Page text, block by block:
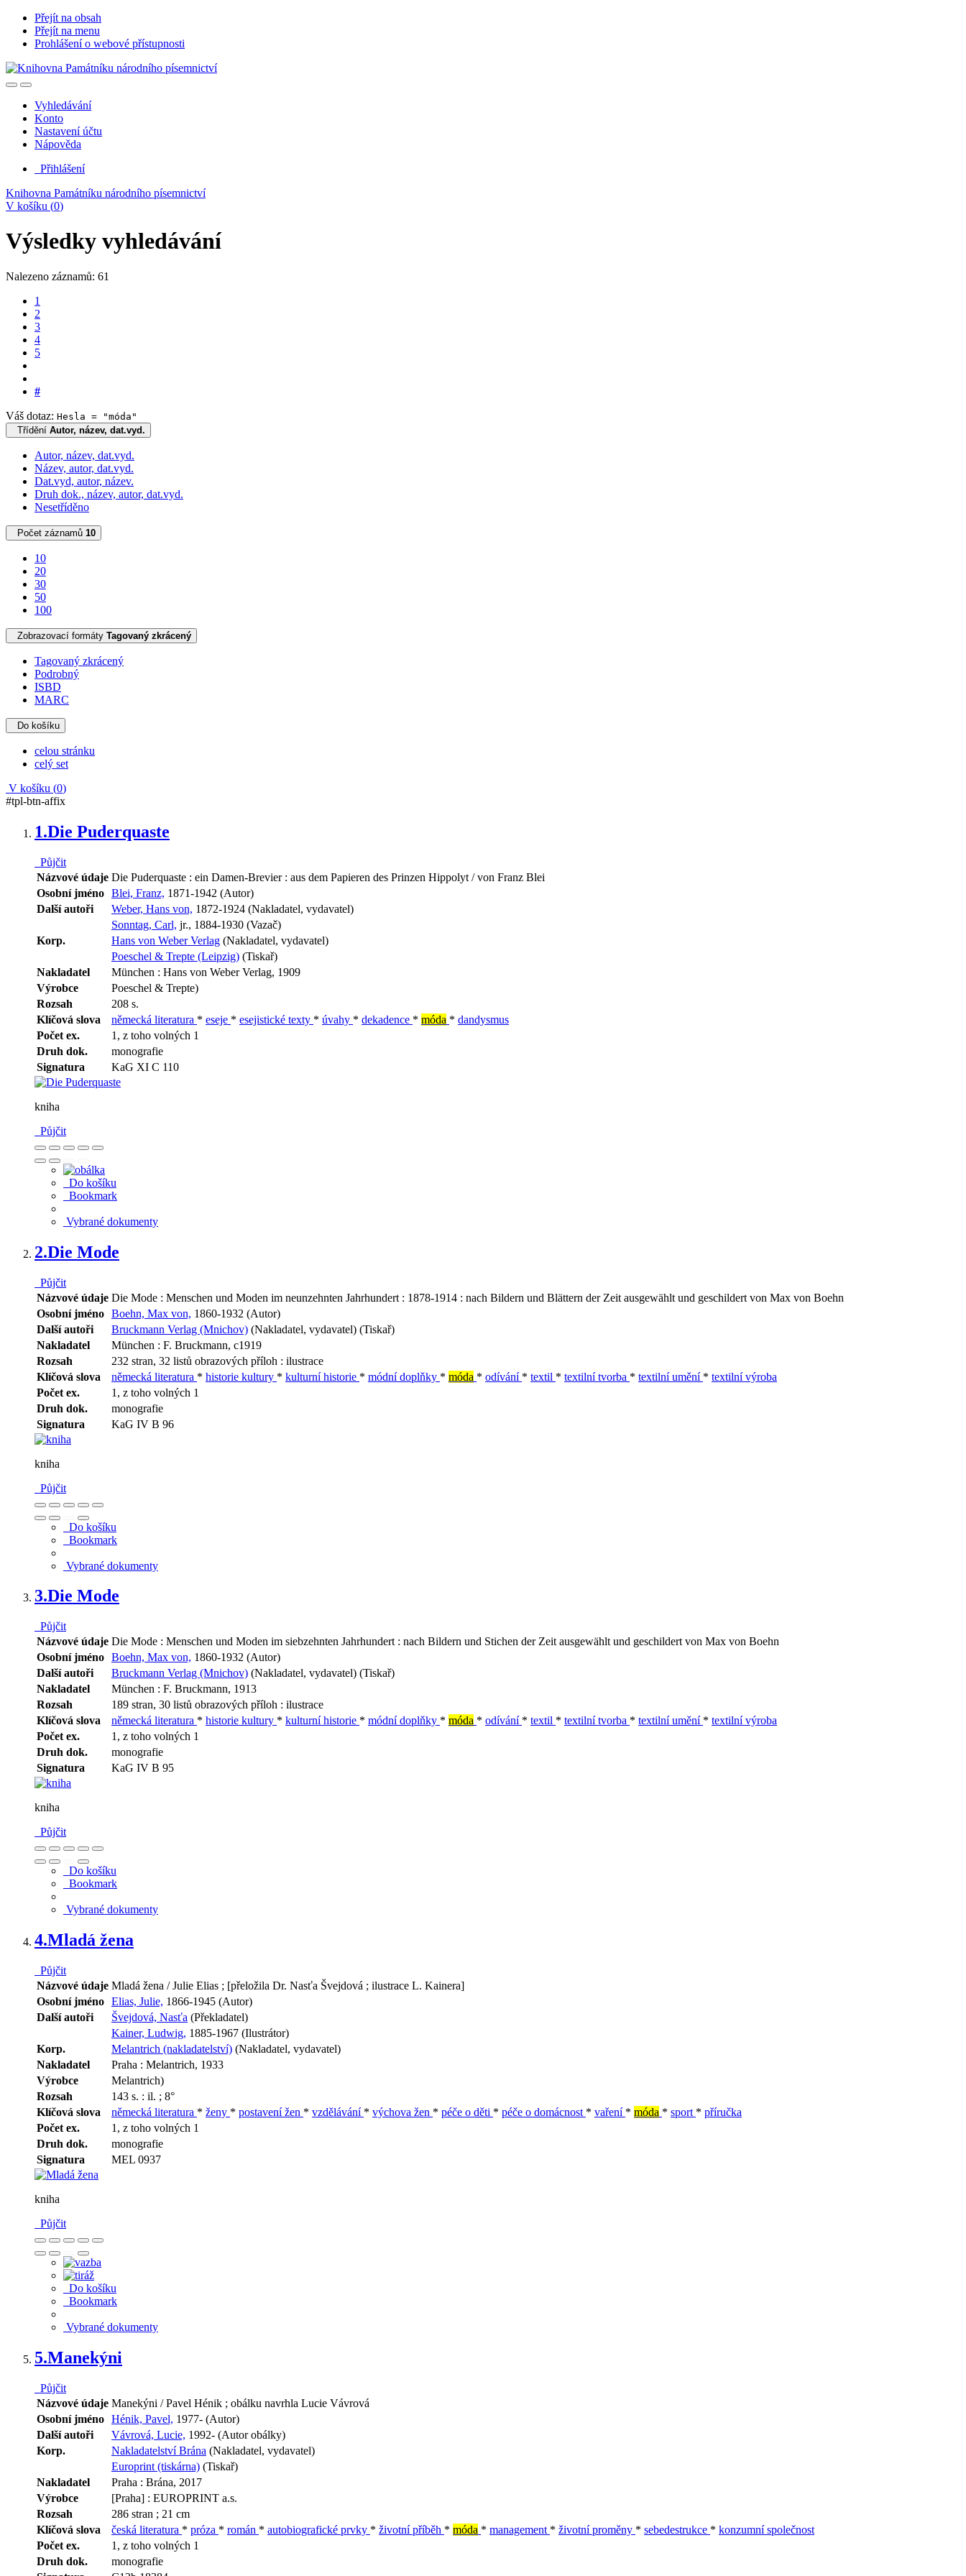
Přejít na obsah
Přejít na menu
Prohlášení o webové přístupnosti
Vyhledávání
Konto
Nastavení účtu
Nápověda
Přihlášení
Knihovna Památníku národního písemnictví
V košíku (0)
Výsledky vyhledávání
Nalezeno záznamů: 61
1
2
3
4
5
#
Váš dotaz: Hesla = "móda"
Třídění Autor, název, dat.vyd.
Autor, název, dat.vyd.
Název, autor, dat.vyd.
Dat.vyd, autor, název.
Druh dok., název, autor, dat.vyd.
Nesetříděno
Počet záznamů 10
10
20
30
50
100
Zobrazovací formáty Tagovaný zkrácený
Tagovaný zkrácený
Podrobný
ISBD
MARC
Do košíku
celou stránku
celý set
V košíku (0)
#tpl-btn-affix
1.Die Puderquaste
Půjčit
Názvové údaje Die Puderquaste : ein Damen-Brevier : aus dem Papieren des Prinzen Hippolyt / von Franz Blei
Osobní jméno Blei, Franz, 1871-1942 (Autor)
Další autoři
Weber, Hans von, 1872-1924 (Nakladatel, vydavatel)
Sonntag, Carl, jr., 1884-1930 (Vazač)
Korp.
Hans von Weber Verlag (Nakladatel, vydavatel)
Poeschel & Trepte (Leipzig) (Tiskař)
Nakladatel
München : Hans von Weber Verlag, 1909
Výrobce
Poeschel & Trepte)
Rozsah
208 s.
Klíčová slova
německá literatura * eseje * esejistické texty * úvahy * dekadence * móda * dandysmus
Počet ex.
1, z toho volných 1
Druh dok.
monografie
Signatura
KaG XI C 110
kniha
Půjčit
Do košíku
Bookmark
Vybrané dokumenty
2.Die Mode
Půjčit
Názvové údaje Die Mode : Menschen und Moden im neunzehnten Jahrhundert : 1878-1914 : nach Bildern und Blättern der Zeit ausgewählt und geschildert von Max von Boehn
Osobní jméno Boehn, Max von, 1860-1932 (Autor)
Další autoři
Bruckmann Verlag (Mnichov) (Nakladatel, vydavatel) (Tiskař)
Nakladatel
München : F. Bruckmann, c1919
Rozsah
232 stran, 32 listů obrazových příloh : ilustrace
Klíčová slova
německá literatura * historie kultury * kulturní historie * módní doplňky * móda * odívání * textil * textilní tvorba * textilní umění * textilní výroba
Počet ex.
1, z toho volných 1
Druh dok.
monografie
Signatura
KaG IV B 96
kniha
Půjčit
Do košíku
Bookmark
Vybrané dokumenty
3.Die Mode
Půjčit
Názvové údaje Die Mode : Menschen und Moden im siebzehnten Jahrhundert : nach Bildern und Stichen der Zeit ausgewählt und geschildert von Max von Boehn
Osobní jméno Boehn, Max von, 1860-1932 (Autor)
Další autoři
Bruckmann Verlag (Mnichov) (Nakladatel, vydavatel) (Tiskař)
Nakladatel
München : F. Bruckmann, 1913
Rozsah
189 stran, 30 listů obrazových příloh : ilustrace
Klíčová slova
německá literatura * historie kultury * kulturní historie * módní doplňky * móda * odívání * textil * textilní tvorba * textilní umění * textilní výroba
Počet ex.
1, z toho volných 1
Druh dok.
monografie
Signatura
KaG IV B 95
kniha
Půjčit
Do košíku
Bookmark
Vybrané dokumenty
4.Mladá žena
Půjčit
Názvové údaje Mladá žena / Julie Elias ; [přeložila Dr. Nasťa Švejdová ; ilustrace L. Kainera]
Osobní jméno Elias, Julie, 1866-1945 (Autor)
Další autoři
Švejdová, Nasťa (Překladatel)
Kainer, Ludwig, 1885-1967 (Ilustrátor)
Korp.
Melantrich (nakladatelství) (Nakladatel, vydavatel)
Nakladatel
Praha : Melantrich, 1933
Výrobce
Melantrich)
Rozsah
143 s. : il. ; 8°
Klíčová slova
německá literatura * ženy * postavení žen * vzdělávání * výchova žen * péče o děti * péče o domácnost * vaření * móda * sport * příručka
Počet ex.
1, z toho volných 1
Druh dok.
monografie
Signatura
MEL 0937
kniha
Půjčit
Do košíku
Bookmark
Vybrané dokumenty
5.Manekýni
Půjčit
Názvové údaje Manekýni / Pavel Hénik ; obálku navrhla Lucie Vávrová
Osobní jméno Hénik, Pavel, 1977- (Autor)
Další autoři
Vávrová, Lucie, 1992- (Autor obálky)
Korp.
Nakladatelství Brána (Nakladatel, vydavatel)
Europrint (tiskárna) (Tiskař)
Nakladatel
Praha : Brána, 2017
Výrobce
[Praha] : EUROPRINT a.s.
Rozsah
286 stran ; 21 cm
Klíčová slova
česká literatura * próza * román * autobiografické prvky * životní příběh * móda * management * životní proměny * sebedestrukce * konzumní společnost
Počet ex.
1, z toho volných 1
Druh dok.
monografie